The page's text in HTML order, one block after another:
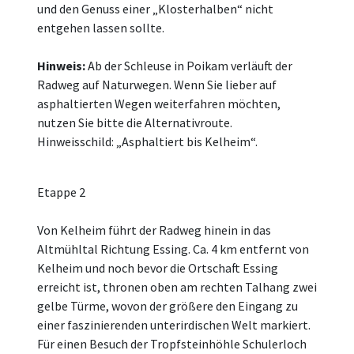
und den Genuss einer „Klosterhalben“ nicht
entgehen lassen sollte.
Hinweis:Ab der Schleuse in Poikam verläuft der
Radweg auf Naturwegen. Wenn Sie lieber auf
asphaltierten Wegen weiterfahren möchten,
nutzen Sie bitte die Alternativroute.
Hinweisschild: „Asphaltiert bis Kelheim“.
Etappe 2
Von Kelheim führt der Radweg hinein in das
Altmühltal Richtung Essing. Ca. 4 km entfernt von
Kelheim und noch bevor die Ortschaft Essing
erreicht ist, thronen oben am rechten Talhang zwei
gelbe Türme, wovon der größere den Eingang zu
einer faszinierenden unterirdischen Welt markiert.
Für einen Besuch der Tropfsteinhöhle Schulerloch